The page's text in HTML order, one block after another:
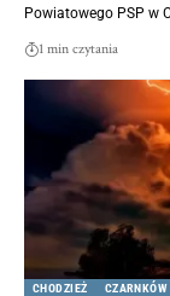
Powiatowego PSP w
1 min czytania
CHODZIEŻ CZARNKÓW